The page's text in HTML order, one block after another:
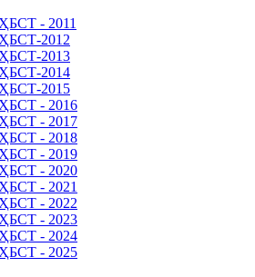
- 2011
2012
2013
2014
2015
- 2016
- 2017
- 2018
- 2019
- 2020
- 2021
- 2022
- 2023
- 2024
- 2025